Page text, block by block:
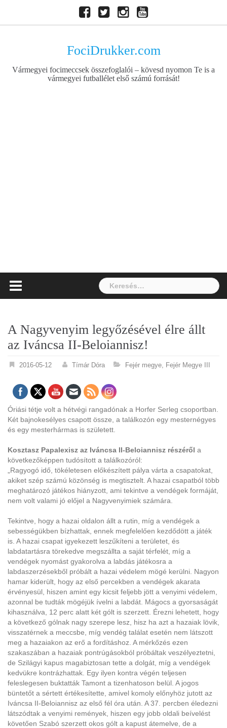
Facebook
TwitterInstagramYoutube
FociDrukker.com
Vármegyei focimeccsek összefoglalói – kövesd nyomon Te is a
vármegyei futballélet első számú forrását!
Keresés:
A Nagyvenyim legyőzésével élre állt
az Iváncsa II-Beloiannisz!
2016-05-12 Tímár Dóra Fejér megye, Fejér Megye III
Óriási tétje volt a hétvégi rangadónak a Horfer Serleg csoportban.
Két bajnokesélyes csapott össze, a találkozón egy mesternégyes
és egy mesterhármas is született.
Kosztasz Papalexisz az Iváncsa II-Beloiannisz részéről a
következőképpen tudósított a találkozóról:
„Ragyogó idő, tökéletesen előkészített pálya várta a csapatokat,
akiket szép számú közönség is megtisztelt. A hazai csapatból több
meghatározó játékos hiányzott, ami tekintve a vendégek formáját,
nem volt valami jó előjel a Nagyvenyimiek számára.
Tekintve, hogy a hazai oldalon állt a rutin, míg a vendégek a
sebességükben bízhattak, ennek megfelelően kezdődött a játék
is. A hazai csapat igyekezett leszűkíteni a területet, és
labdatartásra törekedve megszállta a saját térfelét, míg a
vendégek nyomást gyakorolva a labdás játékosra a
labdaszerzésekből próbált a hazai védelem mögé kerülni. Nagyon
hamar kiderült, hogy az első percekben a vendégek akarata
érvényesül, hiszen amint egy kicsit feljebb jött a venyimi védelem,
azonnal be tudták mögéjük ívelni a labdát. Mágocs a gyorsaságát
kihasználva, 12 perc alatt két gólt is szerzett. Érezni lehetett, hogy
a következő gólnak nagy szerepe lesz, hisz ha azt a hazaiak lövik,
visszatérnek a meccsbe, míg vendég találat esetén nem látszott
meg a hazaiakon az erő a fordításhoz. A mérkőzés ezen
szakaszában a hazaiak pontrúgásokból próbáltak veszélyeztetni,
de Szilágyi kapus magabiztosan tette a dolgát, míg a vendégek
kedvükre kontrázhattak. Egy ilyen kontra végén teljesen
feleslegesen buktatták Tamont a tizenhatoson belül. A jogos
büntetőt a sértett értékesítette, amivel komoly előnyhöz jutott az
Iváncsa II-Beloiannisz az első fél óra után. A 37. percben éledezni
látszódtak a venyimi remények, hiszen egy jobb oldali beívelést
követően Szabó szerzett okos gólt a kapust átemelve, de a